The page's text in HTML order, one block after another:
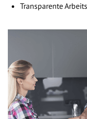
Transparente